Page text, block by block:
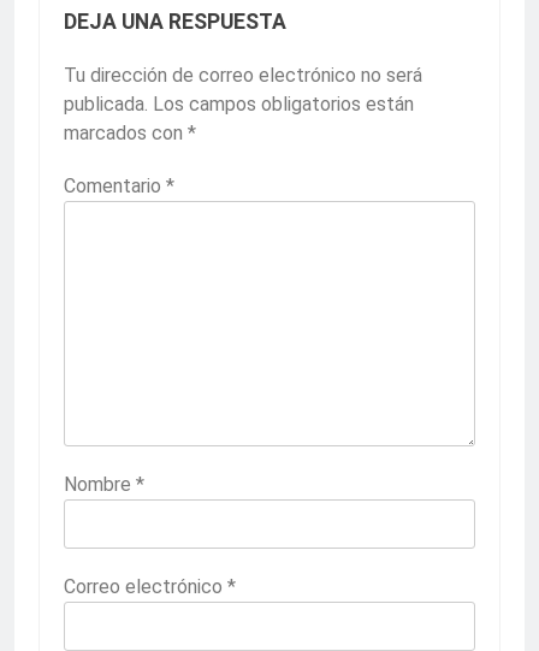
DEJA UNA RESPUESTA
Tu dirección de correo electrónico no será
publicada. Los campos obligatorios están
marcados con *
Comentario *
Nombre *
Correo electrónico *